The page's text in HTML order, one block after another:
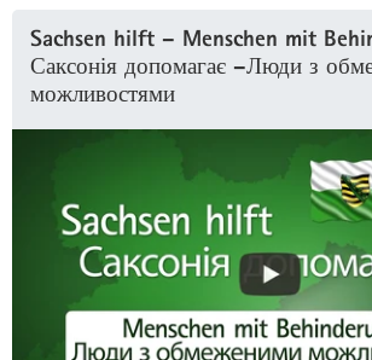
Sachsen hilft – Menschen mit
Саксонія допомагає –Люди з
можливостями